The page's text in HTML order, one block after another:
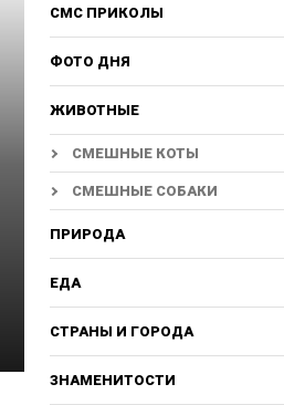
СМС ПРИКОЛЫ
ФОТО ДНЯ
ЖИВОТНЫЕ
СМЕШНЫЕ КОТЫ
СМЕШНЫЕ СОБАКИ
ПРИРОДА
ЕДА
СТРАНЫ И ГОРОДА
ЗНАМЕНИТОСТИ